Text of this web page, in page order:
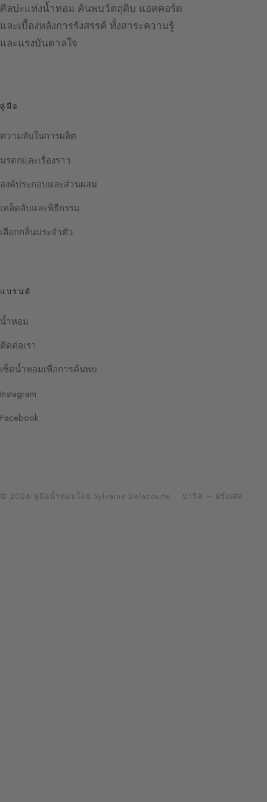
ศิลปะแห่งน้ำหอม ค้นพบวัตถุดิบ แอคคอร์ด
และเบื้องหลังการรังสรรค์ ทั้งสาระความรู้
และแรงบันดาลใจ
คู่มือ
ความลับในการผลิต
มรดกและเรื่องราว
องค์ประกอบและส่วนผสม
เคล็ดลับและพิธีกรรม
เลือกกลิ่นประจำตัว
แบรนด์
น้ำหอม
ติดต่อเรา
เซ็ตน้ำหอมเพื่อการค้นพบ
Instagram
Facebook
© 2026 คู่มือน้ำหอมโดย Sylvaine Delacourte ปารีส — ฝรั่งเศส